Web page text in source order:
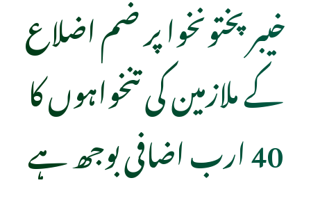
خیبرپختونخوا پر ضم اضلاع
کے ملازمین کی تنخواہوں کا
40 ارب اضافی بوجھ ہے